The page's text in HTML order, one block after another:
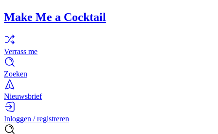
Make Me a Cocktail
Verrass me
Zoeken
Nieuwsbrief
Inloggen / registreren